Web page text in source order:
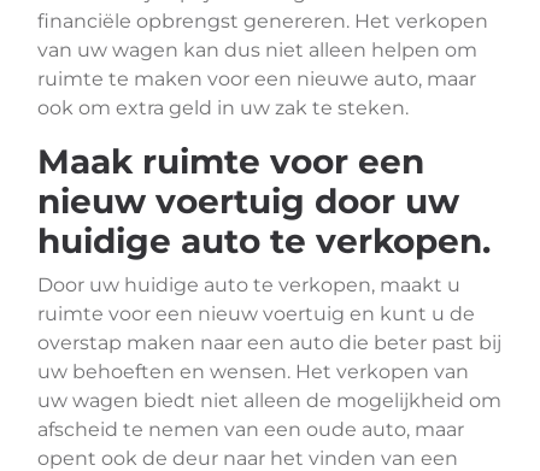
financiële opbrengst genereren. Het verkopen
van uw wagen kan dus niet alleen helpen om
ruimte te maken voor een nieuwe auto, maar
ook om extra geld in uw zak te steken.
Maak ruimte voor een
nieuw voertuig door uw
huidige auto te verkopen.
Door uw huidige auto te verkopen, maakt u
ruimte voor een nieuw voertuig en kunt u de
overstap maken naar een auto die beter past bij
uw behoeften en wensen. Het verkopen van
uw wagen biedt niet alleen de mogelijkheid om
afscheid te nemen van een oude auto, maar
opent ook de deur naar het vinden van een